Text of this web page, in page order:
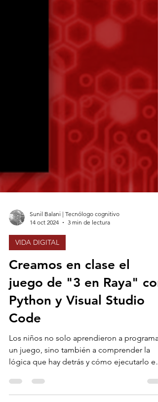
14 oct 2024
3 min de lectura
VIDA DIGITAL
Creamos en clase el
juego de "3 en Raya" con
Python y Visual Studio
Code
Los niños no solo aprendieron a programar